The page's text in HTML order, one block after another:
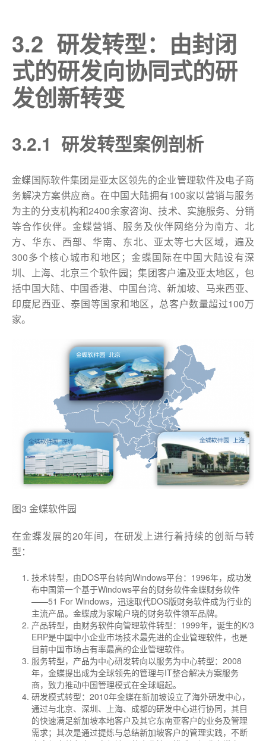
3.2 研发转型：由封闭
式的研发向协同式的研
发创新转变
3.2.1 研发转型案例剖析
金蝶国际软件集团是亚太区领先的企业管理软件及电子商
务解决方案供应商。在中国大陆拥有100家以营销与服务
为主的分支机构和2400余家咨询、技术、实施服务、分销
等合作伙伴。金蝶营销、服务及伙伴网络分为南方、北
方、华东、西部、华南、东北、亚太等七大区域，遍及
300多个核心城市和地区；金蝶国际在中国大陆设有深
圳、上海、北京三个软件园；集团客户遍及亚太地区，包
括中国大陆、中国香港、中国台湾、新加坡、马来西亚、
印度尼西亚、泰国等国家和地区，总客户数量超过100万
家。
图3 金蝶软件园
在金蝶发展的20年间，在研发上进行着持续的创新与转
型：
技术转型，由DOS平台转向Windows平台：1996年，成功发
布中国第一个基于Windows平台的财务软件金蝶财务软件
——51 For Windows，迅速取代DOS版财务软件成为行业的
主流产品。金蝶成为家喻户晓的财务软件领军品牌。
产品转型，由财务软件向管理软件转型：1999年，诞生的K/3
ERP是中国中小企业市场技术最先进的企业管理软件，也是
目前中国市场占有率最高的企业管理软件。
服务转型，产品为中心研发转向以服务为中心转型：2008
年，金蝶提出成为全球领先的管理与IT整合解决方案服务
商，致力推动中国管理模式在全球崛起。
研发模式转型：2010年金蝶在新加坡设立了海外研发中心，
通过与北京、深圳、上海、成都的研发中心进行协同，其目
的快速满足新加坡本地客户及其它东南亚客户的业务及管理
需求；其次是通过提炼与总结新加坡客户的管理实践，不断